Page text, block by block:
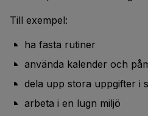
Till exempel:
ha fasta rutiner
använda kalender och
dela upp stora uppgifter i
arbeta i en lugn miljö